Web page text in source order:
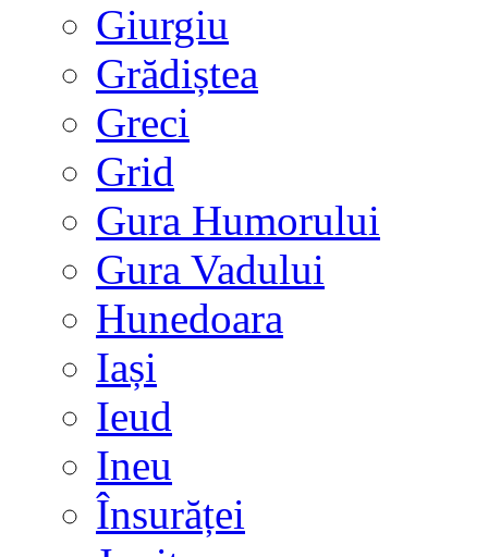
Giurgiu
Grădiștea
Greci
Grid
Gura Humorului
Gura Vadului
Hunedoara
Iași
Ieud
Ineu
Însurăței